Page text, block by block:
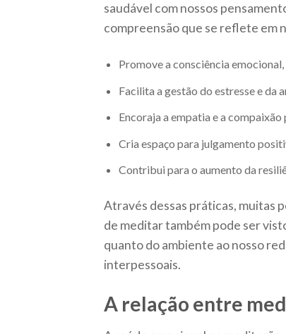
saudável com nossos
compreensão que se reflete em
Promove a consciência
Facilita a gestão do estresse e da
Encoraja a empatia e a
Cria espaço para julgamento
Contribui para o aumento da
Através dessas práticas, muitas
de meditar também pode ser
quanto do ambiente ao nosso
interpessoais.
A relação entre